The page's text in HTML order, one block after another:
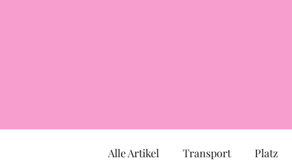
Alle Artikel Transport Platz